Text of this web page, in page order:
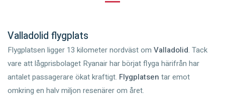
Valladolid flygplats
Flygplatsen ligger 13 kilometer nordväst om Valladolid. Tack
vare att lågprisbolaget Ryanair har börjat flyga härifrån har
antalet passagerare ökat kraftigt. Flygplatsen tar emot
omkring en halv miljon resenärer om året.